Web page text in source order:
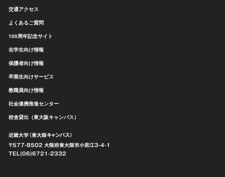
交通アクセス
よくあるご質問
100周年記念サイト
在学生向け情報
保護者向け情報
卒業生向けサービス
教職員向け情報
社会連携推進センター
校舎貸出（東大阪キャンパス）
近畿大学（東大阪キャンパス）
〒577-8502 大阪府東大阪市小若江3-4-1
TEL(06)6721-2332